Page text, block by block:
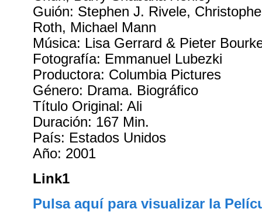
Guión: Stephen J. Rivele,
Roth, Michael Mann
Música: Lisa Gerrard & Pieter
Fotografía: Emmanuel Lubezki
Productora: Columbia Pictures
Género: Drama. Biográfico
Título Original: Ali
Duración: 167 Min.
País: Estados Unidos
Año: 2001
Link1
Pulsa aquí para visualizar la